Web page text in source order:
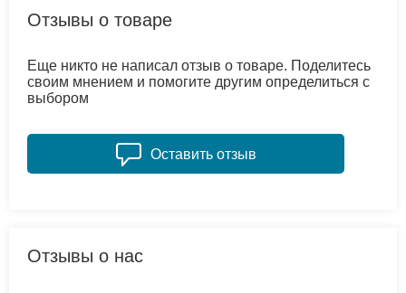
Отзывы о товаре
Еще никто не написал отзыв о товаре. Поделитесь
своим мнением и помогите другим определиться с
выбором
Оставить отзыв
Отзывы о нас